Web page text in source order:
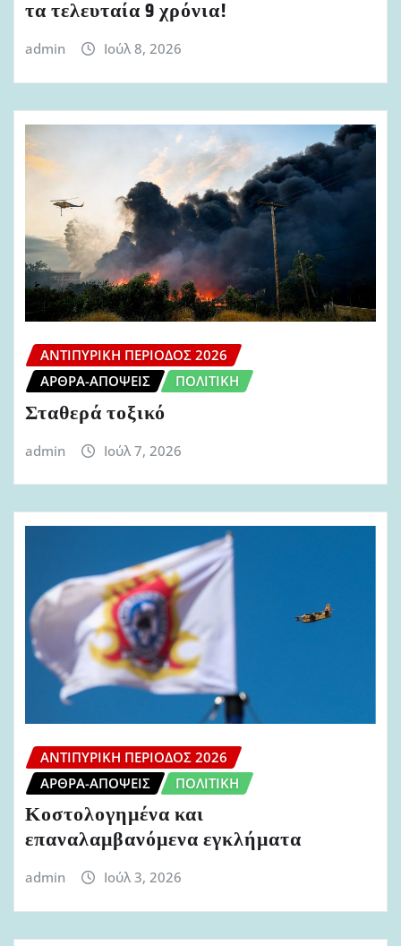
τα τελευταία 9 χρόνια!
admin Ιούλ 8, 2026
ΑΝΤΙΠΥΡΙΚΉ ΠΕΡΊΟΔΟΣ 2026
ΆΡΘΡΑ-ΑΠΌΨΕΙΣ
ΠΟΛΙΤΙΚΉ
Σταθερά τοξικό
admin Ιούλ 7, 2026
ΑΝΤΙΠΥΡΙΚΉ ΠΕΡΊΟΔΟΣ 2026
ΆΡΘΡΑ-ΑΠΌΨΕΙΣ
ΠΟΛΙΤΙΚΉ
Κοστολογημένα και
επαναλαμβανόμενα εγκλήματα
admin Ιούλ 3, 2026